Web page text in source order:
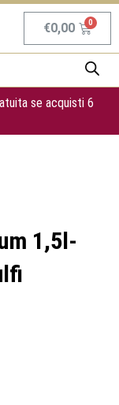
€0,00
se acquisti 6
1,5l-